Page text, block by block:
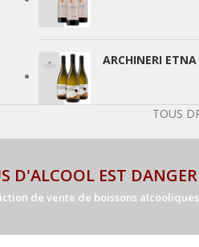
ARCHINERI
TOUS
D'ALCOOL EST
de vente de boissons alcooliques